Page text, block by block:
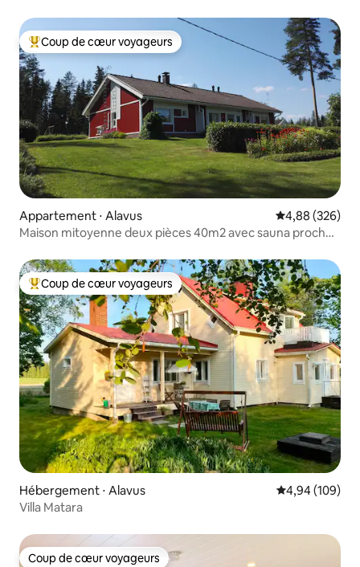
Coups de cœur voyageurs les plus appréciés
Coup de cœur voyageurs
Appartement ⋅ Alavus Évaluation
4,88 (326)
Maison mitoyenne deux pièces 40m2 avec sauna proche
Coups de cœur voyageurs les plus appréciés
Coup de cœur voyageurs
Hébergement ⋅ Alavus Évaluation
4,94 (109)
Villa Matara
Coup de cœur voyageurs